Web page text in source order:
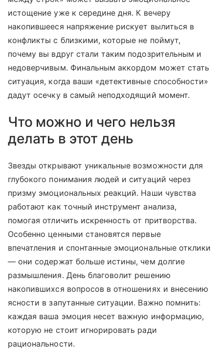
истощение уже к середине дня. К вечеру
накопившееся напряжение рискует вылиться в
конфликты с близкими, которые не поймут,
почему вы вдруг стали таким подозрительным и
недоверчивым. Финальным аккордом может стать
ситуация, когда ваши «детективные способности»
дадут осечку в самый неподходящий момент.
Что можно и чего нельзя
делать в этот день
Звезды открывают уникальные возможности для
глубокого понимания людей и ситуаций через
призму эмоциональных реакций. Наши чувства
работают как точный инструмент анализа,
помогая отличить искренность от притворства.
Особенно ценными становятся первые
впечатления и спонтанные эмоциональные отклики
— они содержат больше истины, чем долгие
размышления. День благоволит решению
накопившихся вопросов в отношениях и внесению
ясности в запутанные ситуации. Важно помнить:
каждая ваша эмоция несет важную информацию,
которую не стоит игнорировать ради
рациональности.